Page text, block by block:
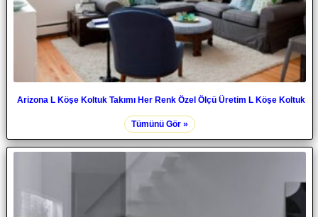
Arizona L Köşe Koltuk Takımı Her Renk Özel Ölçü Üretim L Köşe Koltuk
Tümünü Gör »